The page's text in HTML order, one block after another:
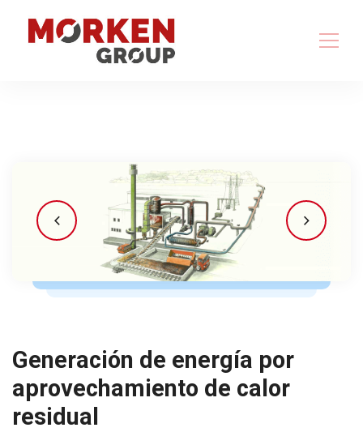
Generación de energía por
aprovechamiento de calor
residual